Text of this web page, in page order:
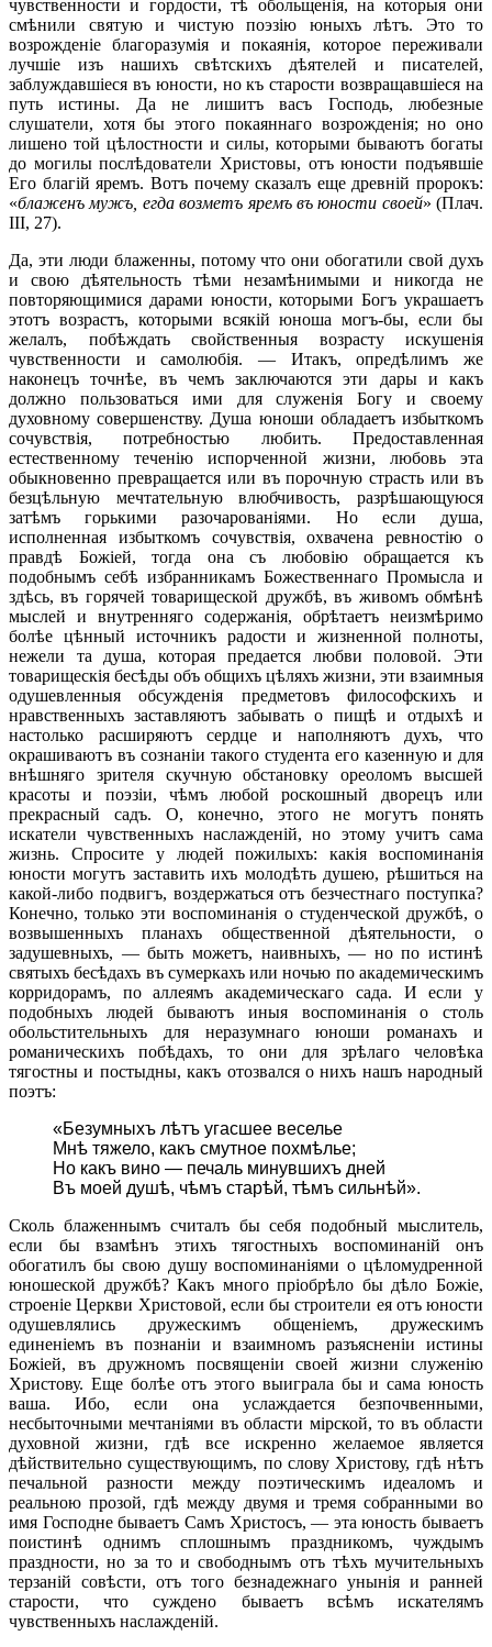
чувственности и гордости, тѣ обольщенія, на которыя они
смѣнили святую и чистую поэзію юныхъ лѣтъ. Это то
возрожденіе благоразумія и покаянія, которое переживали
лучшіе изъ нашихъ свѣтскихъ дѣятелей и писателей,
заблуждавшіеся въ юности, но къ старости возвращавшіеся на
путь истины. Да не лишитъ васъ Господь, любезные
слушатели, хотя бы этого покаяннаго возрожденія; но оно
лишено той цѣлостности и силы, которыми бываютъ богаты
до могилы послѣдователи Христовы, отъ юности подъявшіе
Его благій яремъ. Вотъ почему сказалъ еще древній пророкъ:
«блаженъ мужъ, егда возметъ яремъ въ юности своей» (Плач.
III, 27).
Да, эти люди блаженны, потому что они обогатили свой духъ
и свою дѣятельность тѣми незамѣнимыми и никогда не
повторяющимися дарами юности, которыми Богъ украшаетъ
этотъ возрастъ, которыми всякій юноша могъ-бы, если бы
желалъ, побѣждать свойственныя возрасту искушенія
чувственности и самолюбія. — Итакъ, опредѣлимъ же
наконецъ точнѣе, въ чемъ заключаются эти дары и какъ
должно пользоваться ими для служенія Богу и своему
духовному совершенству. Душа юноши обладаетъ избыткомъ
сочувствія, потребностью любить. Предоставленная
естественному теченію испорченной жизни, любовь эта
обыкновенно превращается или въ порочную страсть или въ
безцѣльную мечтательную влюбчивость, разрѣшающуюся
затѣмъ горькими разочарованіями. Но если душа,
исполненная избыткомъ сочувствія, охвачена ревностію о
правдѣ Божіей, тогда она съ любовію обращается къ
подобнымъ себѣ избранникамъ Божественнаго Промысла и
здѣсь, въ горячей товарищеской дружбѣ, въ живомъ обмѣнѣ
мыслей и внутренняго содержанія, обрѣтаетъ неизмѣримо
болѣе цѣнный источникъ радости и жизненной полноты,
нежели та душа, которая предается любви половой. Эти
товарищескія бесѣды объ общихъ цѣляхъ жизни, эти взаимныя
одушевленныя обсужденія предметовъ философскихъ и
нравственныхъ заставляютъ забывать о пищѣ и отдыхѣ и
настолько расширяютъ сердце и наполняютъ духъ, что
окрашиваютъ въ сознаніи такого студента его казенную и для
внѣшняго зрителя скучную обстановку ореоломъ высшей
красоты и поэзіи, чѣмъ любой роскошный дворецъ или
прекрасный садъ. О, конечно, этого не могутъ понять
искатели чувственныхъ наслажденій, но этому учитъ сама
жизнь. Спросите у людей пожилыхъ: какія воспоминанія
юности могутъ заставить ихъ молодѣть душею, рѣшиться на
какой-либо подвигъ, воздержаться отъ безчестнаго поступка?
Конечно, только эти воспоминанія о студенческой дружбѣ, о
возвышенныхъ планахъ общественной дѣятельности, о
задушевныхъ, — быть можетъ, наивныхъ, — но по истинѣ
святыхъ бесѣдахъ въ сумеркахъ или ночью по академическимъ
корридорамъ, по аллеямъ академическаго сада. И если у
подобныхъ людей бываютъ иныя воспоминанія о столь
обольстительныхъ для неразумнаго юноши романахъ и
романическихъ побѣдахъ, то они для зрѣлаго человѣка
тягостны и постыдны, какъ отозвался о нихъ нашъ народный
поэтъ:
«Безумныхъ лѣтъ угасшее веселье
Мнѣ тяжело, какъ смутное похмѣлье;
Но какъ вино — печаль минувшихъ дней
Въ моей душѣ, чѣмъ старѣй, тѣмъ сильнѣй».
Сколь блаженнымъ считалъ бы себя подобный мыслитель,
если бы взамѣнъ этихъ тягостныхъ воспоминаній онъ
обогатилъ бы свою душу воспоминаніями о цѣломудренной
юношеской дружбѣ? Какъ много пріобрѣло бы дѣло Божіе,
строеніе Церкви Христовой, если бы строители ея отъ юности
одушевлялись дружескимъ общеніемъ, дружескимъ
единеніемъ въ познаніи и взаимномъ разъясненіи истины
Божіей, въ дружномъ посвященіи своей жизни служенію
Христову. Еще болѣе отъ этого выиграла бы и сама юность
ваша. Ибо, если она услаждается безпочвенными,
несбыточными мечтаніями въ области мірской, то въ области
духовной жизни, гдѣ все искренно желаемое является
дѣйствительно существующимъ, по слову Христову, гдѣ нѣтъ
печальной разности между поэтическимъ идеаломъ и
реальною прозой, гдѣ между двумя и тремя собранными во
имя Господне бываетъ Самъ Христосъ, — эта юность бываетъ
поистинѣ однимъ сплошнымъ праздникомъ, чуждымъ
праздности, но за то и свободнымъ отъ тѣхъ мучительныхъ
терзаній совѣсти, отъ того безнадежнаго унынія и ранней
старости, что суждено бываетъ всѣмъ искателямъ
чувственныхъ наслажденій.